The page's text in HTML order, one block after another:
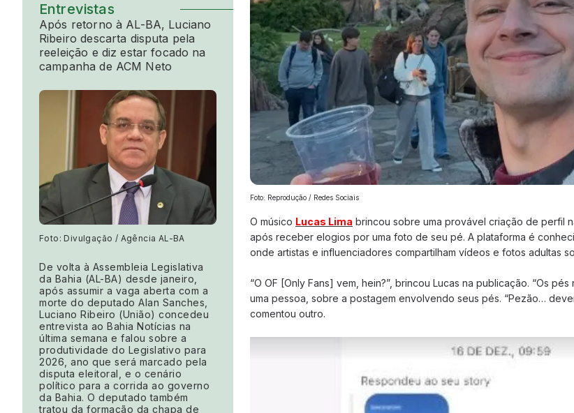
Entrevistas
Após retorno à AL-BA, Luciano
Ribeiro descarta disputa pela
reeleição e diz estar focado na
campanha de ACM Neto
Foto: Divulgação / Agência AL-BA
De volta à Assembleia Legislativa
da Bahia (AL-BA) desde janeiro,
após assumir a vaga aberta com a
morte do deputado Alan Sanches,
Luciano Ribeiro (União) concedeu
entrevista ao Bahia Notícias na
última semana e falou sobre a
produtividade do Legislativo para
2026, ano que será marcado pela
disputa eleitoral, e o cenário
político para a corrida ao governo
da Bahia. O deputado também
tratou da formação da chapa de
Foto: Reprodução / Redes Sociais
O músico Lucas Lima brincou sobre uma provável criação de perfil
após receber elogios por uma foto de seu pé. A plataforma é
onde artistas e influenciadores compartilham vídeos e fotos adultas
“O OF [Only Fans] vem, hein?”, brincou Lucas na publicação. “Os
uma pessoa, sobre a postagem envolvendo seus pés. “Pezão…
comentou outro.